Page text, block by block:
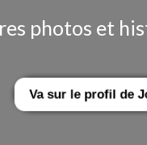
photos et
Va sur le profil de